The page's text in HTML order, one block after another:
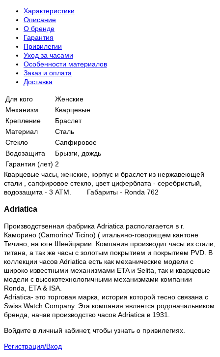
Характеристики
Описание
О бренде
Гарантия
Привилегии
Уход за часами
Особенности материалов
Заказ и оплата
Доставка
Для кого
Женские
Механизм
Кварцевые
Крепление
Браслет
Материал
Сталь
Стекло
Сапфировое
Водозащита
Брызги, дождь
Гарантия (лет) 2
Кварцевые часы, женские, корпус и браслет из нержавеющей
стали , сапфировое стекло, цвет циферблата - серебристый,
водозащита - 3 АТМ. Габариты - Ronda 762
Adriatica
Производственная фабрика Adriatica располагается в г.
Каморино (Camorino/ Ticino) ( итальяно-говорящем кантоне
Тичино, на юге Швейцарии. Компания производит часы из стали,
титана, а так же часы с золотым покрытием и покрытием PVD. В
коллекции часов Adriatica есть как механические модели с
широко известными механизмами ETA и Selita, так и кварцевые
модели с высокотехнологичными механизмами компании
Ronda, ETA & ISA.
Adriatica- это торговая марка, история которой тесно связана с
Swiss Watch Company. Эта компания является родоначальником
бренда, начав производство часов Adriatica в 1931.
Войдите в личный кабинет, чтобы узнать о привилегиях.
Регистрация/Вход